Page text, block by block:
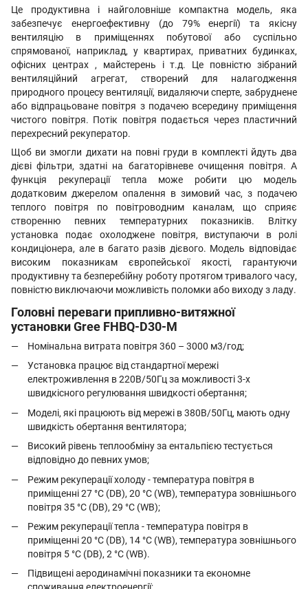
Це продуктивна і найголовніше компактна модель, яка
забезпечує енергоефективну (до 79% енергії) та якісну
вентиляцію в приміщеннях побутової або суспільно
спрямованої, наприклад, у квартирах, приватних будинках,
офісних центрах , майстерень і т.д. Це повністю зібраний
вентиляційний агрегат, створений для налагодження
природного процесу вентиляції, видаляючи сперте, забруднене
або відпрацьоване повітря з подачею всередину приміщення
чистого повітря. Потік повітря подається через пластичний
перехресний рекуператор.
Щоб ви змогли дихати на повні груди в комплекті йдуть два
дієві фільтри, здатні на багаторівневе очищення повітря. А
функція рекуперації тепла може робити цю модель
додатковим джерелом опалення в зимовий час, з подачею
теплого повітря по повітроводним каналам, що сприяє
створенню певних температурних показників. Влітку
установка подає охолоджене повітря, виступаючи в ролі
кондиціонера, але в багато разів дієвого. Модель відповідає
високим показникам європейської якості, гарантуючи
продуктивну та безперебійну роботу протягом тривалого часу,
повністю виключаючи можливість поломки або виходу з ладу.
Головні переваги припливно-витяжної
установки Gree FHBQ-D30-M
Номінальна витрата повітря 360 – 3000 м3/год;
Установка працює від стандартної мережі
електроживлення в 220В/50Гц за можливості 3-х
швидкісного регулювання швидкості обертання;
Моделі, які працюють від мережі в 380В/50Гц, мають одну
швидкість обертання вентилятора;
Високий рівень теплообміну за ентальпією тестується
відповідно до певних умов;
Режим рекуперації холоду - температура повітря в
приміщенні 27 °С (DВ), 20 °С (WB), температура зовнішнього
повітря 35 °С (DВ), 29 °С (WB);
Режим рекуперації тепла - температура повітря в
приміщенні 20 °С (DВ), 14 °С (WB), температура зовнішнього
повітря 5 °С (DВ), 2 °С (WB).
Підвищені аеродинамічні показники та економне